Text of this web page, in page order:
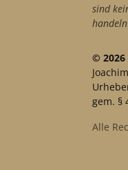
sind
© 2026
gem. §
Alle